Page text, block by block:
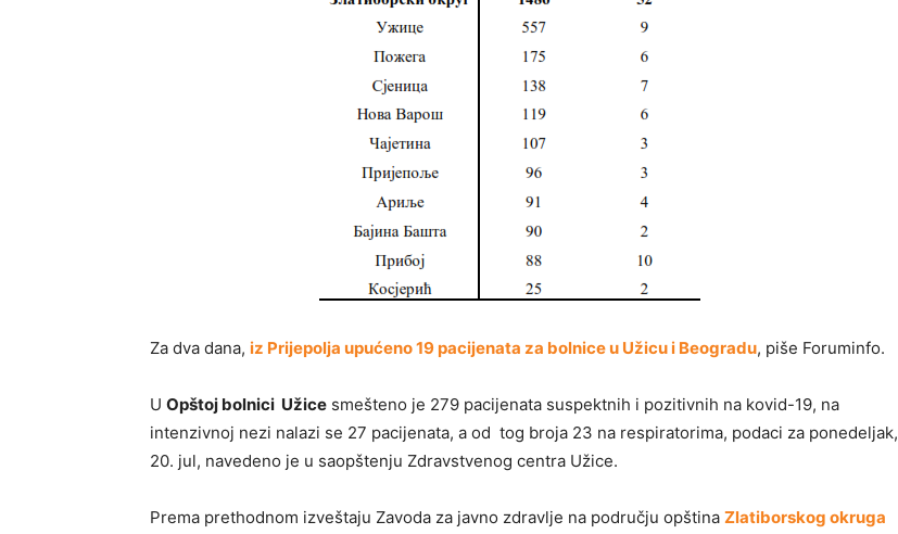
Za dva dana, iz Prijepolja upućeno 19 pacijenata za bolnice u Užicu i Beogradu, piše Foruminfo.
U Opštoj bolnici Užice smešteno je 279 pacijenata suspektnih i pozitivnih na kovid-19, na
intenzivnoj nezi nalazi se 27 pacijenata, a od tog broja 23 na respiratorima, podaci za ponedeljak,
20. jul, navedeno je u saopštenju Zdravstvenog centra Užice.
Prema prethodnom izveštaju Zavoda za javno zdravlje na području opština Zlatiborskog okruga